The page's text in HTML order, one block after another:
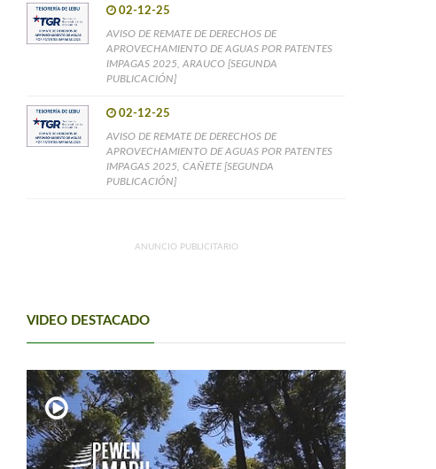
02-12-25
AVISO DE REMATE DE DERECHOS DE
APROVECHAMIENTO DE AGUAS POR PATENTES
IMPAGAS 2025, ARAUCO [SEGUNDA
PUBLICACIÓN]
02-12-25
AVISO DE REMATE DE DERECHOS DE
APROVECHAMIENTO DE AGUAS POR PATENTES
IMPAGAS 2025, CAÑETE [SEGUNDA
PUBLICACIÓN]
ANUNCIO PUBLICITARIO
VIDEO DESTACADO